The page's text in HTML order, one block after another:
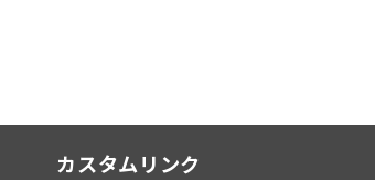
カスタムリンク